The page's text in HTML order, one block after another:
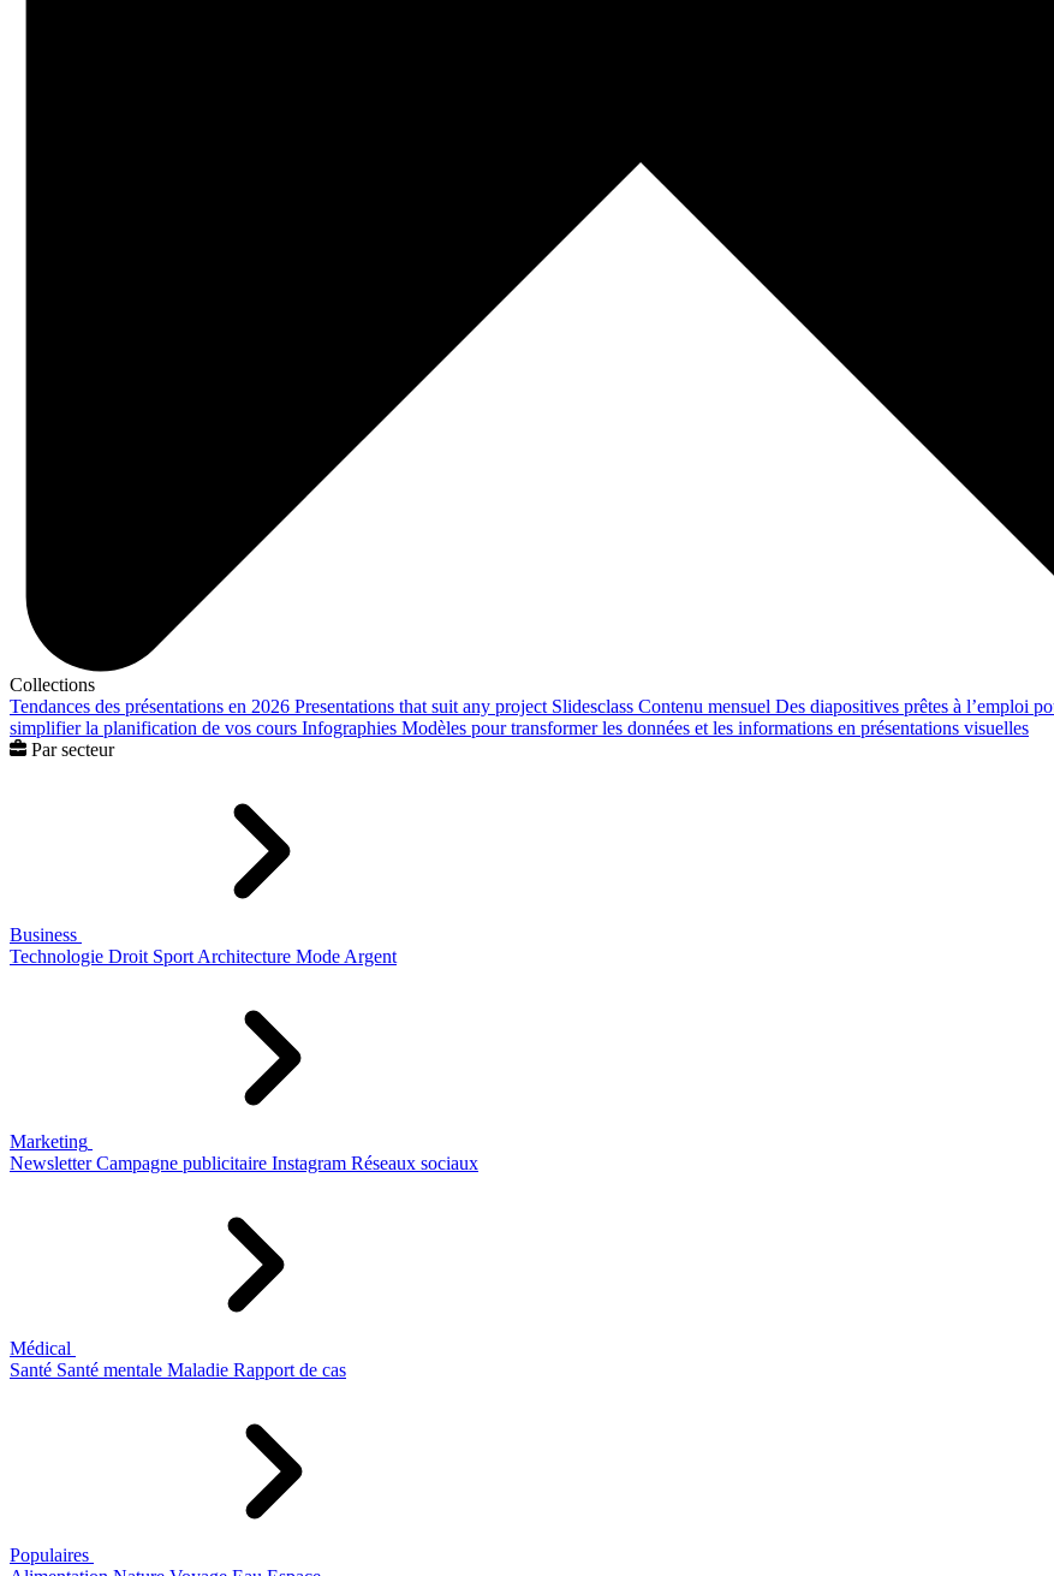
Collections
Tendances des présentations en 2026 Presentations that suit any project Slidesclass Contenu mensuel Des diapositives prêtes à l’emploi
simplifier la planification de vos cours Infographies Modèles pour transformer les données et les informations en présentations visuelles
Par secteur
Business
Technologie Droit Sport Architecture Mode Argent
Marketing
Newsletter Campagne publicitaire Instagram Réseaux sociaux
Médical
Santé Santé mentale Maladie Rapport de cas
Populaires